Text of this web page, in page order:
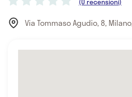
Via Tommaso Agudio, 8,